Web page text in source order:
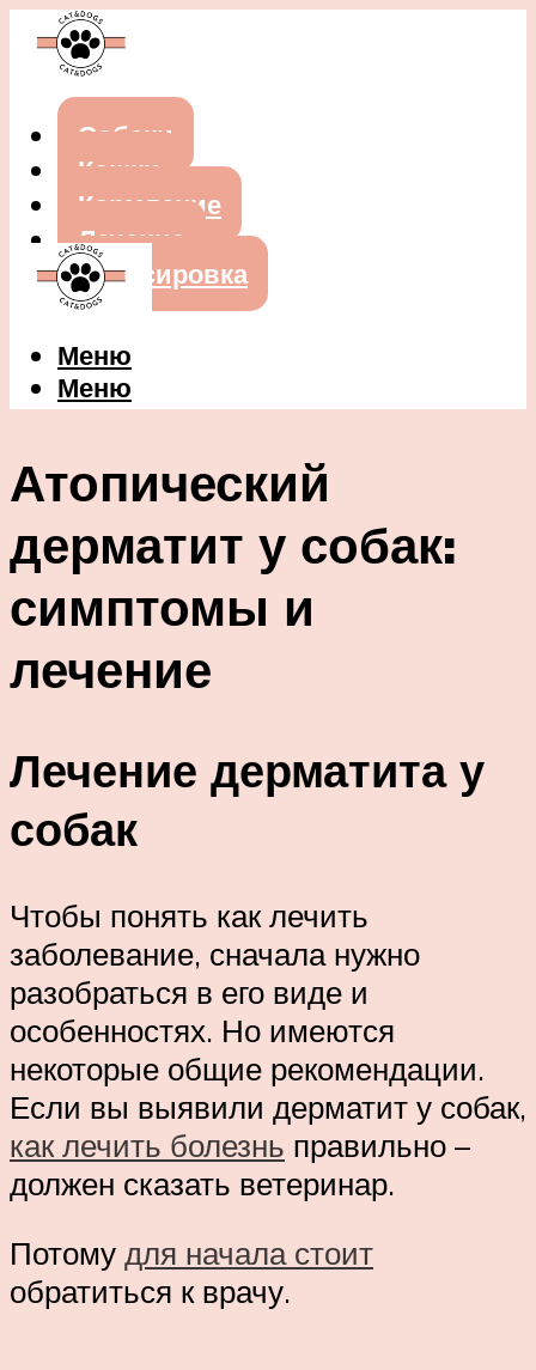
Собаки
Кошки
Кормление
Лечение
Дрессировка
Меню
Меню
Атопический
дерматит у собак:
симптомы и
лечение
Лечение дерматита у
собак
Чтобы понять как лечить
заболевание, сначала нужно
разобраться в его виде и
особенностях. Но имеются
некоторые общие рекомендации.
Если вы выявили дерматит у собак,
как лечить болезнь правильно –
должен сказать ветеринар.
Потому для начала стоит
обратиться к врачу.